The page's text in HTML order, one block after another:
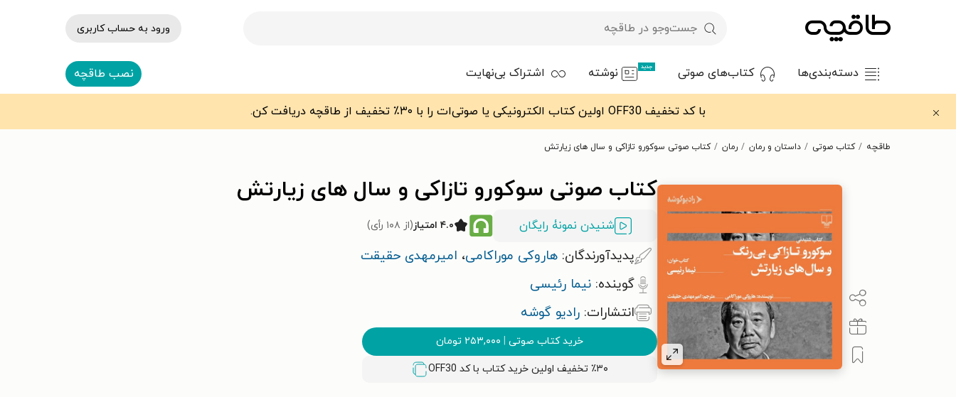
ورود به حساب کاربری
دسته‌بندی‌ها کتاب‌های صوتی جدید نوشته اشتراک بی‌نهایت نصب طاقچه
با کد تخفیف OFF30 اولین کتاب الکترونیکی یا صوتی‌ات را با ۳۰٪ تخفیف از طاقچه دریافت کن.
طاقچه کتاب صوتی داستان و رمان رمان کتاب صوتی سوکورو تازاکی و سال های زیارتش
کتاب صوتی سوکورو تازاکی و سال های زیارتش
شنیدن نمونۀ رایگان ۴.۰ امتیاز (از ۱۰۸ رأی)
پدیدآورندگان: هاروکی موراکامی، امیرمهدی حقیقت
گوینده: نیما رئیسی
انتشارات: رادیو گوشه
خرید کتاب صوتی | ۲۵۳,۰۰۰ تومان
٪۳۰ تخفیف اولین خرید کتاب با کد OFF30